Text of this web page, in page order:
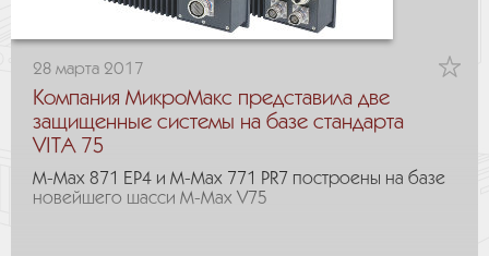
28 марта 2017
Компания МикроМакс представила две
защищенные системы на базе стандарта
VITA 75
M-Max 871 EP4 и M-Max 771 PR7 построены на базе
новейшего шасси M-Max V75